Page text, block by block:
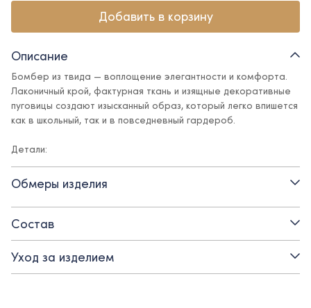
Добавить в корзину
Описание
Бомбер из твида — воплощение элегантности и комфорта.
Лаконичный крой, фактурная ткань и изящные декоративные
пуговицы создают изысканный образ, который легко впишется
как в школьный, так и в повседневный гардероб.
Детали:
- застежка на декоративные пуговицы
- прорезные карманы
- подкладка - вискоза
Обмеры изделия
Состав
Уход за изделием